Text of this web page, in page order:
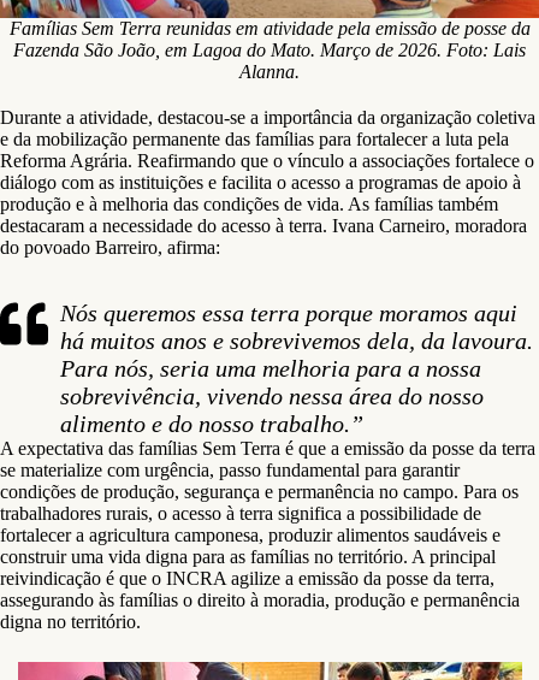
Famílias Sem Terra reunidas em atividade pela emissão de posse da
Fazenda São João, em Lagoa do Mato. Março de 2026. Foto: Lais
Alanna.
Durante a atividade, destacou-se a importância da organização coletiva
e da mobilização permanente das famílias para fortalecer a luta pela
Reforma Agrária. Reafirmando que o vínculo a associações fortalece o
diálogo com as instituições e facilita o acesso a programas de apoio à
produção e à melhoria das condições de vida. As famílias também
destacaram a necessidade do acesso à terra. Ivana Carneiro, moradora
do povoado Barreiro, afirma:
Nós queremos essa terra porque moramos aqui
há muitos anos e sobrevivemos dela, da lavoura.
Para nós, seria uma melhoria para a nossa
sobrevivência, vivendo nessa área do nosso
alimento e do nosso trabalho.”
A expectativa das famílias Sem Terra é que a emissão da posse da terra
se materialize com urgência, passo fundamental para garantir
condições de produção, segurança e permanência no campo. Para os
trabalhadores rurais, o acesso à terra significa a possibilidade de
fortalecer a agricultura camponesa, produzir alimentos saudáveis e
construir uma vida digna para as famílias no território. A principal
reivindicação é que o INCRA agilize a emissão da posse da terra,
assegurando às famílias o direito à moradia, produção e permanência
digna no território.